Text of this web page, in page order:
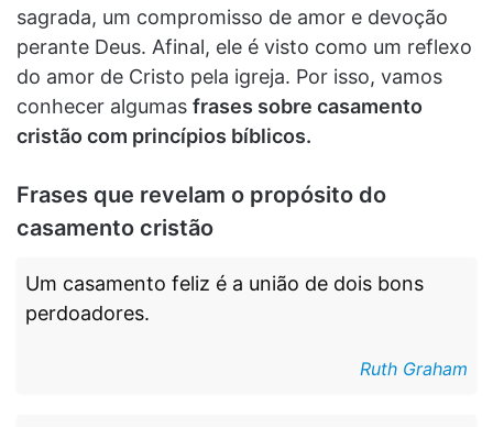
sagrada, um compromisso de amor e devoção
perante Deus. Afinal, ele é visto como um reflexo
do amor de Cristo pela igreja. Por isso, vamos
conhecer algumas frases sobre casamento
cristão com princípios bíblicos.
Frases que revelam o propósito do
casamento cristão
Um casamento feliz é a união de dois bons
perdoadores.
Ruth Graham